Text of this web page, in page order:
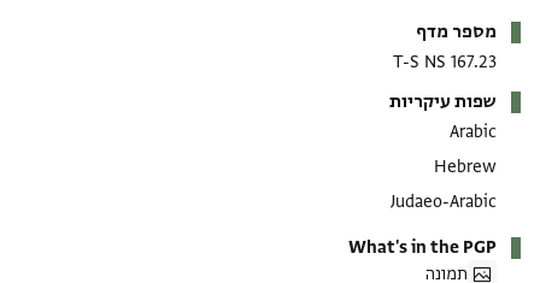
מספר מדף
T-S NS 167.23
שפות עיקריות
Arabic
Hebrew
Judaeo-Arabic
What's in the PGP
תמונה